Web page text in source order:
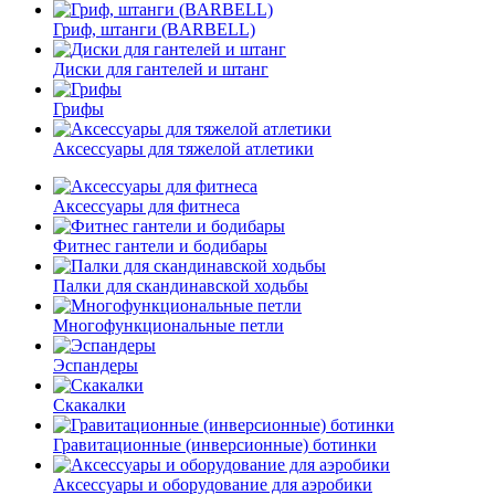
Гриф, штанги (BARBELL)
Диски для гантелей и штанг
Грифы
Аксессуары для тяжелой атлетики
Аксессуары для фитнеса
Фитнес гантели и бодибары
Палки для скандинавской ходьбы
Многофункциональные петли
Эспандеры
Скакалки
Гравитационные (инверсионные) ботинки
Аксессуары и оборудование для аэробики